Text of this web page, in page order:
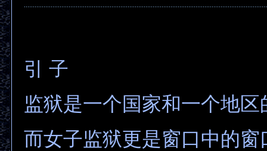
引 子
监狱是一个国家和一个地
而女子监狱更是窗口中的窗